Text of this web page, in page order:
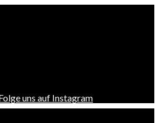
uns auf Instagram